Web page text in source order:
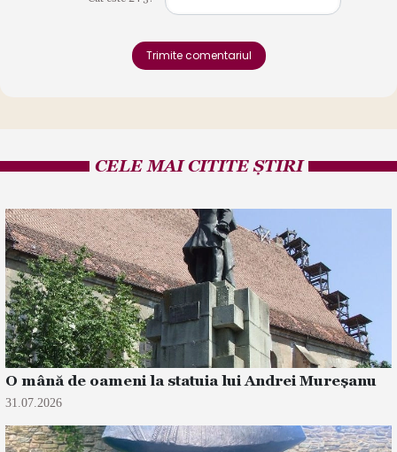
Trimite comentariul
CELE MAI CITITE ȘTIRI
O mână de oameni la statuia lui Andrei Mureșanu
31.07.2026